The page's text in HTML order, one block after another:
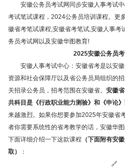
安徽公务员考试网同步安徽人事考试中
考试笔试课程，2024公务员培训课程。更
徽省考笔试课程,安徽省考笔试,安徽人事考
务员考试网以及安徽华图教育!
2025安徽公务员
安徽人事考试中心：安徽省考是以安徽
资源和社会保障厅以及省公务员局组织的
关招录公务员，招考范围在安徽省。 安徽
共科目是《行政职业能力测验》和《申论》
来越激烈。如果你想要参加2025年安徽省
者你需要系统性的省考教学的话，安徽华
下面详细介绍一下这款课程 （下面附有安
取）
：
🔗